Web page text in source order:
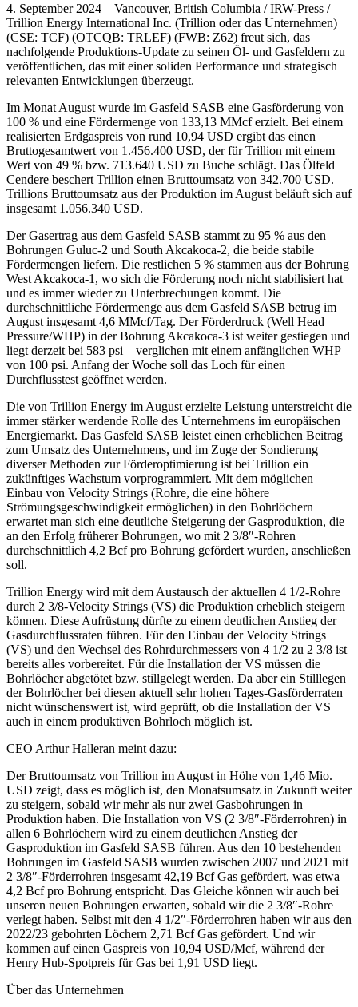
4. September 2024 – Vancouver, British Columbia / IRW-Press /
Trillion Energy International Inc. (Trillion oder das Unternehmen)
(CSE: TCF) (OTCQB: TRLEF) (FWB: Z62) freut sich, das
nachfolgende Produktions-Update zu seinen Öl- und Gasfeldern zu
veröffentlichen, das mit einer soliden Performance und strategisch
relevanten Entwicklungen überzeugt.
Im Monat August wurde im Gasfeld SASB eine Gasförderung von
100 % und eine Fördermenge von 133,13 MMcf erzielt. Bei einem
realisierten Erdgaspreis von rund 10,94 USD ergibt das einen
Bruttogesamtwert von 1.456.400 USD, der für Trillion mit einem
Wert von 49 % bzw. 713.640 USD zu Buche schlägt. Das Ölfeld
Cendere beschert Trillion einen Bruttoumsatz von 342.700 USD.
Trillions Bruttoumsatz aus der Produktion im August beläuft sich auf
insgesamt 1.056.340 USD.
Der Gasertrag aus dem Gasfeld SASB stammt zu 95 % aus den
Bohrungen Guluc-2 und South Akcakoca-2, die beide stabile
Fördermengen liefern. Die restlichen 5 % stammen aus der Bohrung
West Akcakoca-1, wo sich die Förderung noch nicht stabilisiert hat
und es immer wieder zu Unterbrechungen kommt. Die
durchschnittliche Fördermenge aus dem Gasfeld SASB betrug im
August insgesamt 4,6 MMcf/Tag. Der Förderdruck (Well Head
Pressure/WHP) in der Bohrung Akcakoca-3 ist weiter gestiegen und
liegt derzeit bei 583 psi – verglichen mit einem anfänglichen WHP
von 100 psi. Anfang der Woche soll das Loch für einen
Durchflusstest geöffnet werden.
Die von Trillion Energy im August erzielte Leistung unterstreicht die
immer stärker werdende Rolle des Unternehmens im europäischen
Energiemarkt. Das Gasfeld SASB leistet einen erheblichen Beitrag
zum Umsatz des Unternehmens, und im Zuge der Sondierung
diverser Methoden zur Förderoptimierung ist bei Trillion ein
zukünftiges Wachstum vorprogrammiert. Mit dem möglichen
Einbau von Velocity Strings (Rohre, die eine höhere
Strömungsgeschwindigkeit ermöglichen) in den Bohrlöchern
erwartet man sich eine deutliche Steigerung der Gasproduktion, die
an den Erfolg früherer Bohrungen, wo mit 2 3/8″-Rohren
durchschnittlich 4,2 Bcf pro Bohrung gefördert wurden, anschließen
soll.
Trillion Energy wird mit dem Austausch der aktuellen 4 1/2-Rohre
durch 2 3/8-Velocity Strings (VS) die Produktion erheblich steigern
können. Diese Aufrüstung dürfte zu einem deutlichen Anstieg der
Gasdurchflussraten führen. Für den Einbau der Velocity Strings
(VS) und den Wechsel des Rohrdurchmessers von 4 1/2 zu 2 3/8 ist
bereits alles vorbereitet. Für die Installation der VS müssen die
Bohrlöcher abgetötet bzw. stillgelegt werden. Da aber ein Stilllegen
der Bohrlöcher bei diesen aktuell sehr hohen Tages-Gasförderraten
nicht wünschenswert ist, wird geprüft, ob die Installation der VS
auch in einem produktiven Bohrloch möglich ist.
CEO Arthur Halleran meint dazu:
Der Bruttoumsatz von Trillion im August in Höhe von 1,46 Mio.
USD zeigt, dass es möglich ist, den Monatsumsatz in Zukunft weiter
zu steigern, sobald wir mehr als nur zwei Gasbohrungen in
Produktion haben. Die Installation von VS (2 3/8″-Förderrohren) in
allen 6 Bohrlöchern wird zu einem deutlichen Anstieg der
Gasproduktion im Gasfeld SASB führen. Aus den 10 bestehenden
Bohrungen im Gasfeld SASB wurden zwischen 2007 und 2021 mit
2 3/8″-Förderrohren insgesamt 42,19 Bcf Gas gefördert, was etwa
4,2 Bcf pro Bohrung entspricht. Das Gleiche können wir auch bei
unseren neuen Bohrungen erwarten, sobald wir die 2 3/8″-Rohre
verlegt haben. Selbst mit den 4 1/2″-Förderrohren haben wir aus den
2022/23 gebohrten Löchern 2,71 Bcf Gas gefördert. Und wir
kommen auf einen Gaspreis von 10,94 USD/Mcf, während der
Henry Hub-Spotpreis für Gas bei 1,91 USD liegt.
Über das Unternehmen